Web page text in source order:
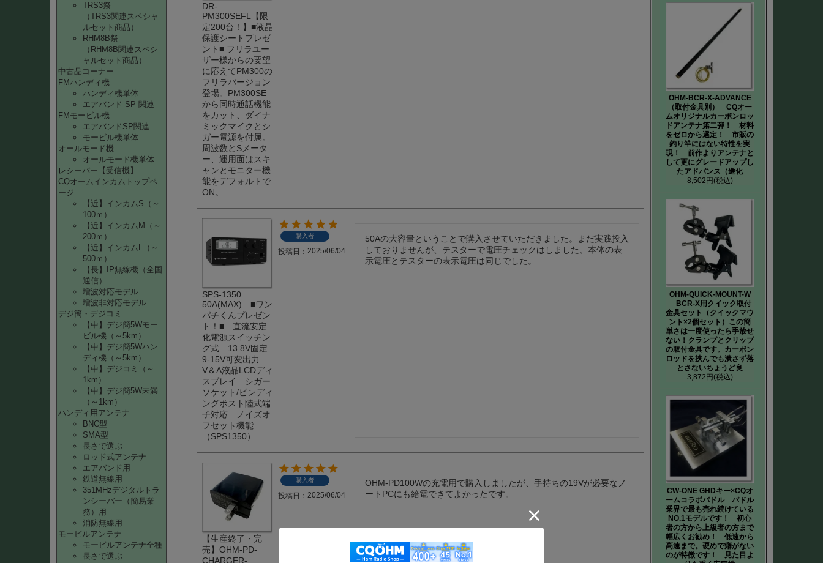
TRS3祭
（TRS3関連スペシャ
ルセット商品）
RHM8B祭
（RHM8B関連スペシ
ャルセット商品）
中古品コーナー
FMハンディ機
ハンディ機単体
エアバンド SP 関連
FMモービル機
エアバンドSP関連
モービル機単体
オールモード機
オールモード機単体
レシーバー【受信機】
CQオームインカムトップペ
ージ
【近】インカムS（～
100ｍ）
【近】インカムM（～
200ｍ）
【近】インカムL（～
500ｍ）
【長】IP無線機（全国
通信）
増波対応モデル
増波非対応モデル
デジ簡・デジコミ
【中】デジ簡5Wモー
ビル機（～5km）
【中】デジ簡5Wハン
ディ機（～5km）
【中】デジコミ（～
1km）
【中】デジ簡5W未満
（～1km）
ハンディ用アンテナ
BNC型
SMA型
長さで選ぶ
ロッド式アンテナ
エアバンド用
鉄道無線用
351MHzデジタルトラ
ンシーバー（簡易業
務）用
消防無線用
モービルアンテナ
モービルアンテナ全種
長さで選ぶ
DR-
PM300SEFL【限
定200台！】■液晶
保護シートプレゼ
ント■ フリラユー
ザー様からの要望
に応えてPM300の
フリラバージョン
登場。PM300SE
から同時通話機能
をカット、ダイナ
ミックマイクとシ
ガー電源を付属。
周波数とSメータ
ー、運用面はスキ
ャンとモニター機
能をデフォルトで
ON。
SPS-1350
50A(MAX) ■ワン
パチくんプレゼン
ト！■ 直流安定
化電源スイッチン
グ式 13.8V固定
9-15V可変出力
V＆A液晶LCDディ
スプレイ シガー
ソケット/ビンディ
ングポスト陸式端
子対応 ノイズオ
フセット機能
（SPS1350）
購入者
投稿日 2025/06/04
50Aの大容量ということで購入させていただきました。まだ実践投入
しておりませんが、テスターで電圧チェックはしました。本体の表
示電圧とテスターの表示電圧は同じでした。
【生産終了・完
売】OHM-PD-
CHARGER-
購入者
投稿日 2025/06/04
OHM-PD100Wの充電用で購入しましたが、手持ちの19Vが必要なノ
ートPCにも給電できてよかったです。
OHM-BCR-X-ADVANCE
（取付金具別） CQオー
ムオリジナルカーボンロッ
ドアンテナ第二弾！ 材料
をゼロから選定！ 市販の
釣り竿にはない特性を実
現！ 前作よりアンテナと
して更にグレードアップし
たアドバンス（進化
8,502円(税込)
OHM-QUICK-MOUNT-W
BCR-X用クイック取付
金具セット（クイックマウ
ント×2個セット）この簡
単さは一度使ったら手放せ
ない！クランプとクリップ
の取付金具です。カーボン
ロッドを挟んでも潰さず落
とさないちょうど良
3,872円(税込)
CW-ONE GHDキー×CQオ
ームコラボパドル パドル
業界で最も売れ続けている
NO.1モデルです！ 初心
者の方から上級者の方まで
幅広くお勧め！ 低速から
高速まで。硬めで癖がない
のが特徴です！ 見た目よ